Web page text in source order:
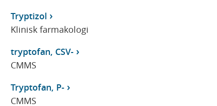
Tryptizol
Klinisk farmakologi
tryptofan, CSV-
CMMS
Tryptofan, P-
CMMS